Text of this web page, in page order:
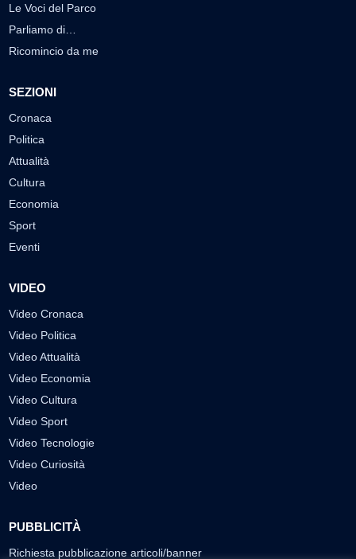
Le Voci del Parco
Parliamo di…
Ricomincio da me
SEZIONI
Cronaca
Politica
Attualità
Cultura
Economia
Sport
Eventi
VIDEO
Video Cronaca
Video Politica
Video Attualità
Video Economia
Video Cultura
Video Sport
Video Tecnologie
Video Curiosità
Video
PUBBLICITÀ
Richiesta pubblicazione articoli/banner